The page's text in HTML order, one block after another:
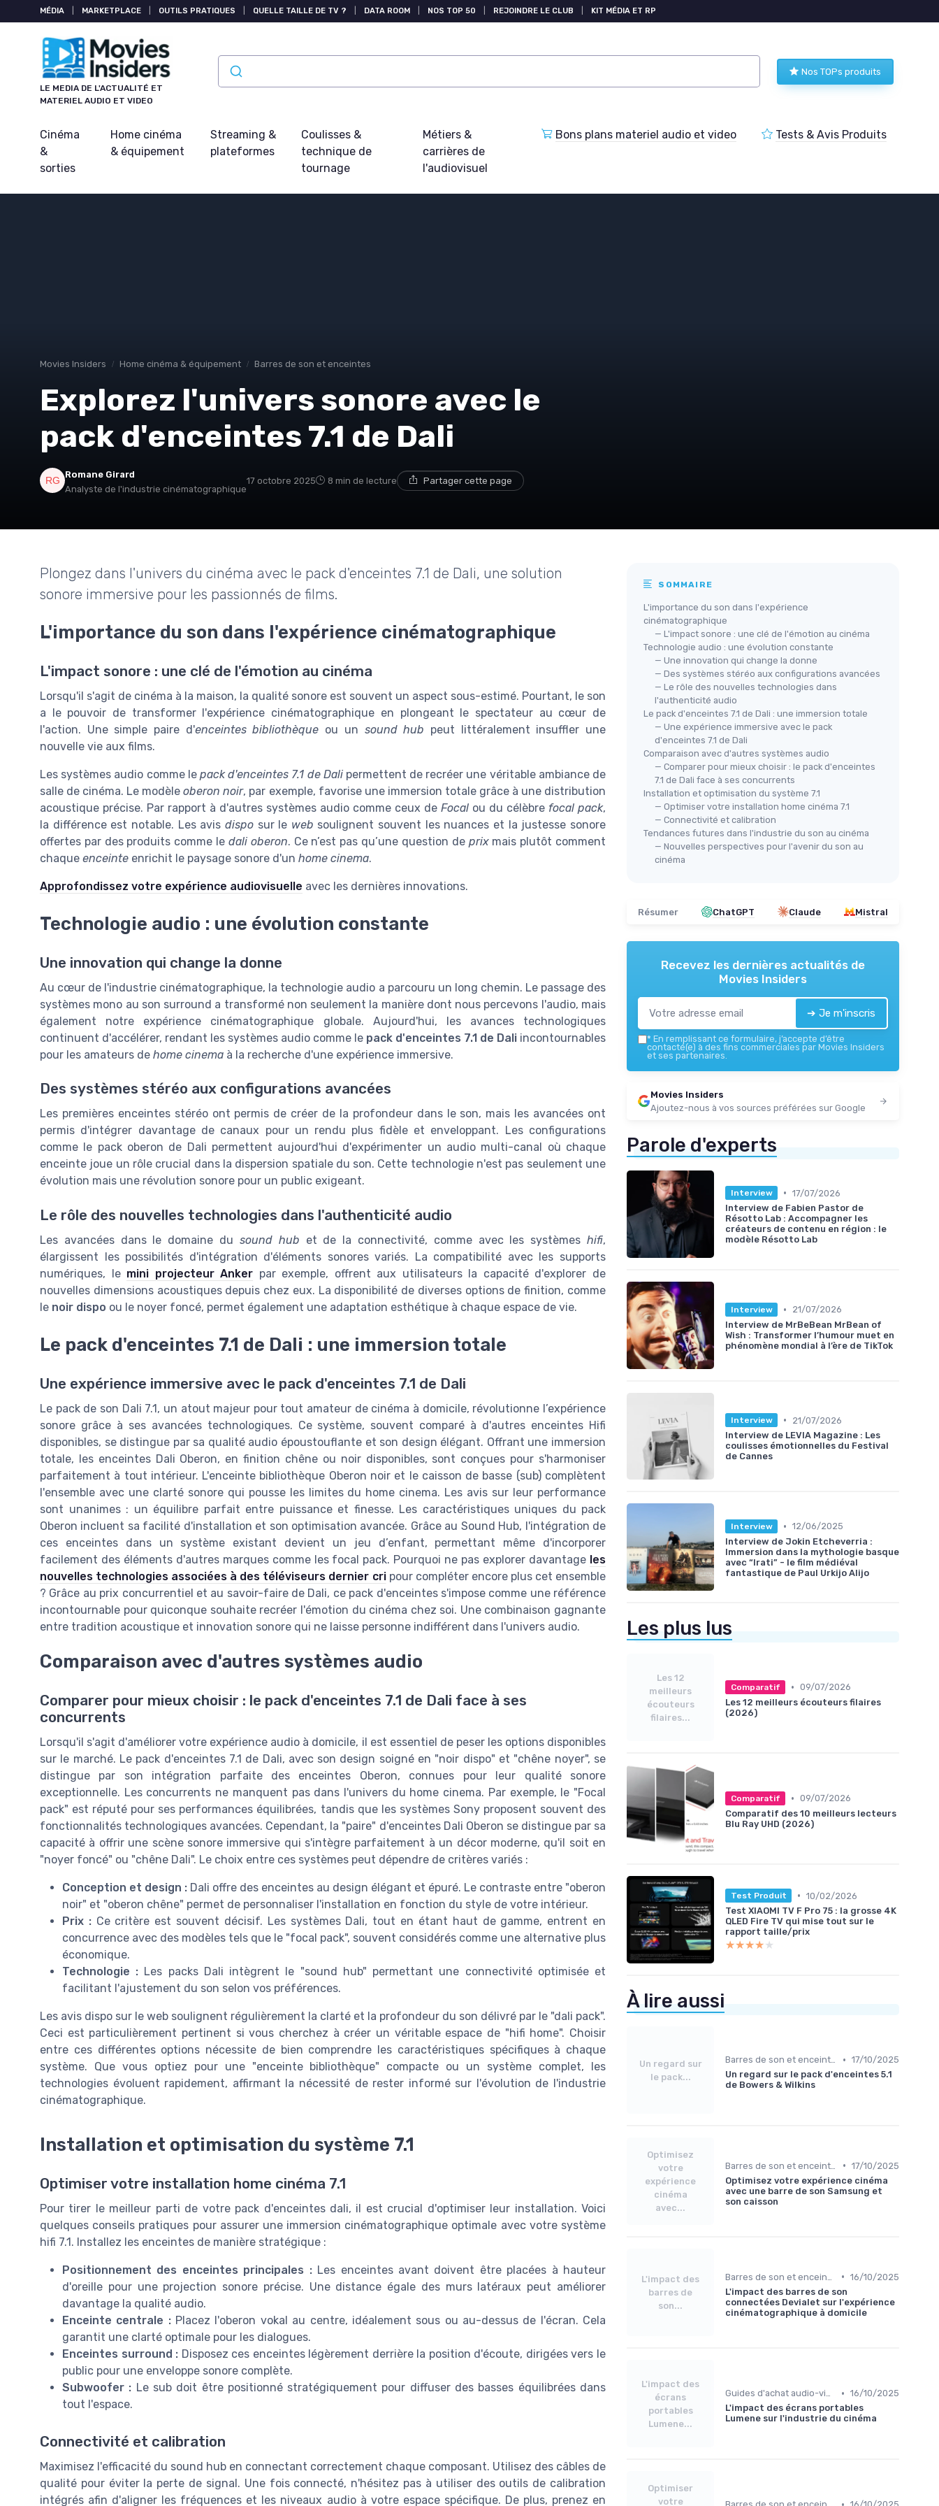
MÉDIA MARKETPLACE OUTILS PRATIQUES QUELLE TAILLE DE TV ? DATA ROOM NOS TOP 50 REJOINDRE LE CLUB KIT MÉDIA ET RP
LE MEDIA DE L'ACTUALITÉ ET
MATERIEL AUDIO ET VIDEO
Nos TOPs produits
Cinéma
&
sorties
Home cinéma
& équipement
Streaming &
plateformes
Coulisses &
technique de
tournage
Métiers &
carrières de
l'audiovisuel
Bons plans materiel audio et video Tests & Avis Produits
Movies Insiders Home cinéma & équipement Barres de son et enceintes
Explorez l'univers sonore avec le
pack d'enceintes 7.1 de Dali
Romane Girard
Analyste de l'industrie cinématographique
17 octobre 2025 8 min de lecture Partager cette page
Plongez dans l'univers du cinéma avec le pack d'enceintes 7.1 de Dali, une solution
sonore immersive pour les passionnés de films.
L'importance du son dans l'expérience cinématographique
L'impact sonore : une clé de l'émotion au cinéma
Lorsqu'il s'agit de cinéma à la maison, la qualité sonore est souvent un aspect sous-estimé. Pourtant, le son
a le pouvoir de transformer l'expérience cinématographique en plongeant le spectateur au cœur de
l'action. Une simple paire d'enceintes bibliothèque ou un sound hub peut littéralement insuffler une
nouvelle vie aux films.
Les systèmes audio comme le pack d'enceintes 7.1 de Dalipermettent de recréer une véritable ambiance de
salle de cinéma. Le modèleoberon noir, par exemple, favorise une immersion totale grâce à une distribution
acoustique précise. Par rapport à d'autres systèmes audio comme ceux de Focal ou du célèbre focal pack,
la différence est notable. Les avis disposur le web soulignent souvent les nuances et la justesse sonore
offertes par des produits comme le dali oberon. Ce n’est pas qu’une question de prixmais plutôt comment
chaque enceinte enrichit le paysage sonore d'un home cinema.
Approfondissez votre expérience audiovisuelle avec les dernières innovations.
Technologie audio : une évolution constante
Une innovation qui change la donne
Au cœur de l'industrie cinématographique, la technologie audio a parcouru un long chemin. Le passage des
systèmes mono au son surround a transformé non seulement la manière dont nous percevons l'audio, mais
également notre expérience cinématographique globale. Aujourd'hui, les avances technologiques
continuent d'accélérer, rendant les systèmes audio comme le pack d'enceintes 7.1 de Dali incontournables
pour les amateurs de home cinema à la recherche d'une expérience immersive.
Des systèmes stéréo aux configurations avancées
Les premières enceintes stéréo ont permis de créer de la profondeur dans le son, mais les avancées ont
permis d'intégrer davantage de canaux pour un rendu plus fidèle et enveloppant. Les configurations
comme le pack oberon de Dali permettent aujourd'hui d'expérimenter un audio multi-canal où chaque
enceinte joue un rôle crucial dans la dispersion spatiale du son. Cette technologie n'est pas seulement une
évolution mais une révolution sonore pour un public exigeant.
Le rôle des nouvelles technologies dans l'authenticité audio
Les avancées dans le domaine du sound hub et de la connectivité, comme avec les systèmes hifi,
élargissent les possibilités d'intégration d'éléments sonores variés. La compatibilité avec les supports
numériques, le mini projecteur Anker par exemple, offrent aux utilisateurs la capacité d'explorer de
nouvelles dimensions acoustiques depuis chez eux. La disponibilité de diverses options de finition, comme
le noir dispo ou le noyer foncé, permet également une adaptation esthétique à chaque espace de vie.
Le pack d'enceintes 7.1 de Dali : une immersion totale
Une expérience immersive avec le pack d'enceintes 7.1 de Dali
Le pack de son Dali 7.1, un atout majeur pour tout amateur de cinéma à domicile, révolutionne l’expérience
sonore grâce à ses avancées technologiques. Ce système, souvent comparé à d'autres enceintes Hifi
disponibles, se distingue par sa qualité audio époustouflante et son design élégant. Offrant une immersion
totale, les enceintes Dali Oberon, en finition chêne ou noir disponibles, sont conçues pour s'harmoniser
parfaitement à tout intérieur. L'enceinte bibliothèque Oberon noir et le caisson de basse (sub) complètent
l'ensemble avec une clarté sonore qui pousse les limites du home cinema. Les avis sur leur performance
sont unanimes : un équilibre parfait entre puissance et finesse. Les caractéristiques uniques du pack
Oberon incluent sa facilité d'installation et son optimisation avancée. Grâce au Sound Hub, l'intégration de
ces enceintes dans un système existant devient un jeu d’enfant, permettant même d'incorporer
facilement des éléments d'autres marques comme les focal pack. Pourquoi ne pas explorer davantage les
nouvelles technologies associées à des téléviseurs dernier cripour compléter encore plus cet ensemble
? Grâce au prix concurrentiel et au savoir-faire de Dali, ce pack d'enceintes s'impose comme une référence
incontournable pour quiconque souhaite recréer l'émotion du cinéma chez soi. Une combinaison gagnante
entre tradition acoustique et innovation sonore qui ne laisse personne indifférent dans l'univers audio.
Comparaison avec d'autres systèmes audio
Comparer pour mieux choisir : le pack d'enceintes 7.1 de Dali face à ses
concurrents
Lorsqu'il s'agit d'améliorer votre expérience audio à domicile, il est essentiel de peser les options disponibles
sur le marché. Le pack d'enceintes 7.1 de Dali, avec son design soigné en "noir dispo" et "chêne noyer", se
distingue par son intégration parfaite des enceintes Oberon, connues pour leur qualité sonore
exceptionnelle. Les concurrents ne manquent pas dans l'univers du home cinema. Par exemple, le "Focal
pack" est réputé pour ses performances équilibrées, tandis que les systèmes Sony proposent souvent des
fonctionnalités technologiques avancées. Cependant, la "paire" d'enceintes Dali Oberon se distingue par sa
capacité à offrir une scène sonore immersive qui s'intègre parfaitement à un décor moderne, qu'il soit en
"noyer foncé" ou "chêne Dali". Le choix entre ces systèmes peut dépendre de critères variés :
Conception et design : Dali offre des enceintes au design élégant et épuré. Le contraste entre "oberon
noir" et "oberon chêne" permet de personnaliser l'installation en fonction du style de votre intérieur.
Prix :Ce critère est souvent décisif. Les systèmes Dali, tout en étant haut de gamme, entrent en
concurrence avec des modèles tels que le "focal pack", souvent considérés comme une alternative plus
économique.
Technologie : Les packs Dali intègrent le "sound hub" permettant une connectivité optimisée et
facilitant l'ajustement du son selon vos préférences.
Les avis dispo sur le web soulignent régulièrement la clarté et la profondeur du son délivré par le "dali pack".
Ceci est particulièrement pertinent si vous cherchez à créer un véritable espace de "hifi home". Choisir
entre ces différentes options nécessite de bien comprendre les caractéristiques spécifiques à chaque
système. Que vous optiez pour une "enceinte bibliothèque" compacte ou un système complet, les
technologies évoluent rapidement, affirmant la nécessité de rester informé sur l'évolution de l'industrie
cinématographique.
Installation et optimisation du système 7.1
Optimiser votre installation home cinéma 7.1
Pour tirer le meilleur parti de votre pack d'enceintes dali, il est crucial d'optimiser leur installation. Voici
quelques conseils pratiques pour assurer une immersion cinématographique optimale avec votre système
hifi 7.1. Installez les enceintes de manière stratégique :
Positionnement des enceintes principales :Les enceintes avant doivent être placées à hauteur
d'oreille pour une projection sonore précise. Une distance égale des murs latéraux peut améliorer
davantage la qualité audio.
Enceinte centrale :Placez l'oberon vokal au centre, idéalement sous ou au-dessus de l'écran. Cela
garantit une clarté optimale pour les dialogues.
Enceintes surround : Disposez ces enceintes légèrement derrière la position d'écoute, dirigées vers le
public pour une enveloppe sonore complète.
Subwoofer : Le sub doit être positionné stratégiquement pour diffuser des basses équilibrées dans
tout l'espace.
Connectivité et calibration
Maximisez l'efficacité du sound hub en connectant correctement chaque composant. Utilisez des câbles de
qualité pour éviter la perte de signal. Une fois connecté, n'hésitez pas à utiliser des outils de calibration
intégrés afin d'aligner les fréquences et les niveaux audio à votre espace spécifique. De plus, prenez en
SOMMAIRE
L'importance du son dans l'expérience
cinématographique
— L'impact sonore : une clé de l'émotion au cinéma
Technologie audio : une évolution constante
— Une innovation qui change la donne
— Des systèmes stéréo aux configurations avancées
— Le rôle des nouvelles technologies dans
l'authenticité audio
Le pack d'enceintes 7.1 de Dali : une immersion totale
— Une expérience immersive avec le pack
d'enceintes 7.1 de Dali
Comparaison avec d'autres systèmes audio
— Comparer pour mieux choisir : le pack d'enceintes
7.1 de Dali face à ses concurrents
Installation et optimisation du système 7.1
— Optimiser votre installation home cinéma 7.1
— Connectivité et calibration
Tendances futures dans l'industrie du son au cinéma
— Nouvelles perspectives pour l'avenir du son au
cinéma
Résumer ChatGPT Claude Mistral
Recevez les dernières actualités de
Movies Insiders
➔ Je m'inscris
* En remplissant ce formulaire, j’accepte d’être
contacté(e) à des fins commerciales par Movies Insiders
et ses partenaires.
Movies Insiders
Ajoutez-nous à vos sources préférées sur Google
Parole d'experts
Interview • 17/07/2026
Interview de Fabien Pastor de
Résotto Lab : Accompagner les
créateurs de contenu en région : le
modèle Résotto Lab
Interview •
21/07/2026
Interview de MrBeBean MrBean of
Wish : Transformer l’humour muet en
phénomène mondial à l’ère de TikTok
Interview •
21/07/2026
Interview de LEVIA Magazine : Les
coulisses émotionnelles du Festival
de Cannes
Interview • 12/06/2025
Interview de Jokin Etcheverria :
Immersion dans la mythologie basque
avec “Irati” - le film médiéval
fantastique de Paul Urkijo Alijo
Les plus lus
Les 12
meilleurs
écouteurs
filaires...
Comparatif • 09/07/2026
Les 12 meilleurs écouteurs filaires
(2026)
Comparatif • 09/07/2026
Comparatif des 10 meilleurs lecteurs
Blu Ray UHD (2026)
Test Produit • 10/02/2026
Test XIAOMI TV F Pro 75 : la grosse 4K
QLED Fire TV qui mise tout sur le
rapport taille/prix
★★★★★
★★★★★
À lire aussi
Un regard sur
le pack...
Barres de son et enceintes • 17/10/2025
Un regard sur le pack d'enceintes 5.1
de Bowers & Wilkins
Optimisez
votre
expérience
cinéma
avec...
• 17/10/2025
Optimisez votre expérience cinéma
avec une barre de son Samsung et
son caisson
L'impact des
barres de
son...
• 16/10/2025
L'impact des barres de son
connectées Devialet sur l'expérience
cinématographique à domicile
L'impact des
écrans
portables
Lumene...
Guides d'achat audio-vidéo • 16/10/2025
L'impact des écrans portables
Lumene sur l'industrie du cinéma
Optimiser
votre
Panneau de gestion des cookies